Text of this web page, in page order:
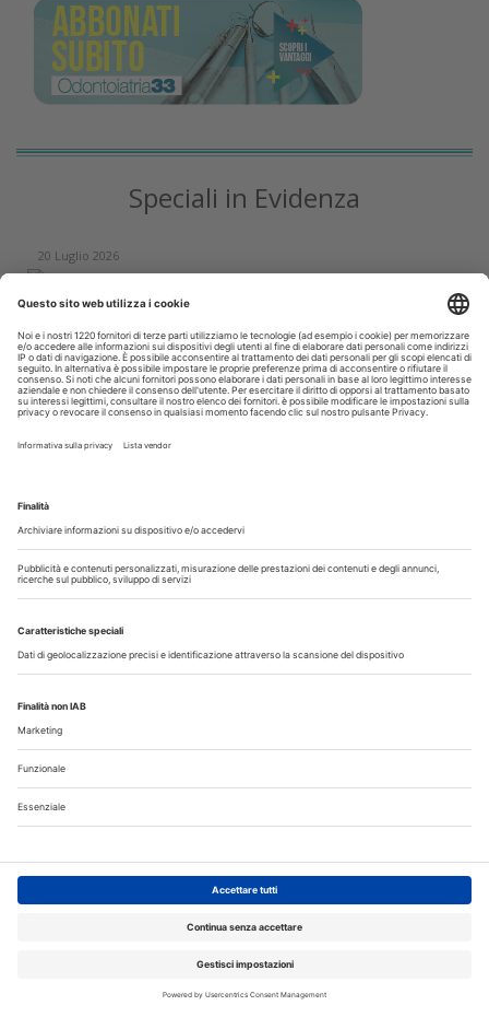
Speciali in Evidenza
20 Luglio 2026
Speciale sbiancamento domiciliare a cura di Kulzer
Iscriviti alla Newsletter
Iscriviti gratuitamente al servizio per ricevere la
nostra newsletter quotidiana con le notizie del
giorno. Oppure accedi al tuo account Medikey
ACCEDI